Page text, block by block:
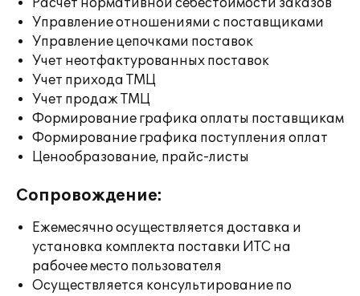
Расчет нормативной себестоимости заказов
Управление отношениями с поставщиками
Управление цепочками поставок
Учет неотфактурованных поставок
Учет прихода ТМЦ
Учет продаж ТМЦ
Формирование графика оплаты поставщикам
Формирование графика поступления оплат
Ценообразование, прайс-листы
Сопровождение:
Ежемесячно осуществляется доставка и
установка комплекта поставки ИТС на
рабочее место пользователя
Осуществляется консультирование по